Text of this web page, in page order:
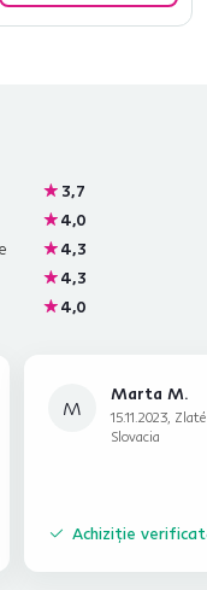
3,7
4,0
4,3
4,3
4,0
M
Marta M.
15.11.2023,
Slovacia
Achiziție